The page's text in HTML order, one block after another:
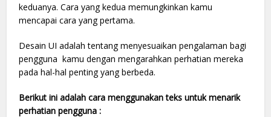
keduanya. Cara yang kedua memungkinkan kamu
mencapai cara yang pertama.
Desain UI adalah tentang menyesuaikan pengalaman bagi
pengguna kamu dengan mengarahkan perhatian mereka
pada hal-hal penting yang berbeda.
Berikut ini adalah cara menggunakan teks untuk menarik
perhatian pengguna :